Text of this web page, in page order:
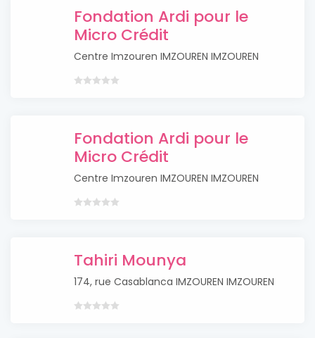
Fondation Ardi pour le
Micro Crédit
Centre Imzouren IMZOUREN IMZOUREN
Fondation Ardi pour le
Micro Crédit
Centre Imzouren IMZOUREN IMZOUREN
Tahiri Mounya
174, rue Casablanca IMZOUREN IMZOUREN